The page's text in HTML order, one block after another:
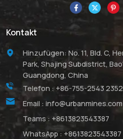
Kontakt
Hinzufügen: No. 11, Bld. C,
Park, Shajing Subdistrict,
Guangdong, China
Telefon : +86-755-2543 2352
Email : info@urbanmines.com
Teams : +8613823543387
WhatsApp : +8613823543387